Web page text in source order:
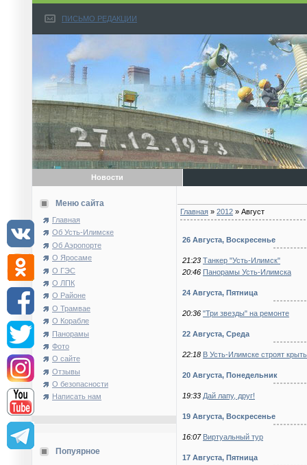
ПИСЬМО РЕДАКЦИИ
Новости
Меню сайта
Главная
Об Усть-Илимске
Об Аэропорте
О Яросаме
О ГЭС
О ЛПК
О Районе
О Трамвае
О Корабле
Панорамы
Фото
О сайте
Отзывы
О безопасности
Написать нам
Попуярное
Главная » 2012 » Август
26 Августа, Воскресенье
21:23 Танкер "Усть-Илимск"
20:46 Панорамы Усть-Илимска
24 Августа, Пятница
20:36 "Три звезды" на ремонте
22 Августа, Среда
22:18 В Усть-Илимске строят
20 Августа, Понедельник
19:33 Дай лапу, друг!
19 Августа, Воскресенье
16:07 Виртуальный тур
17 Августа, Пятница